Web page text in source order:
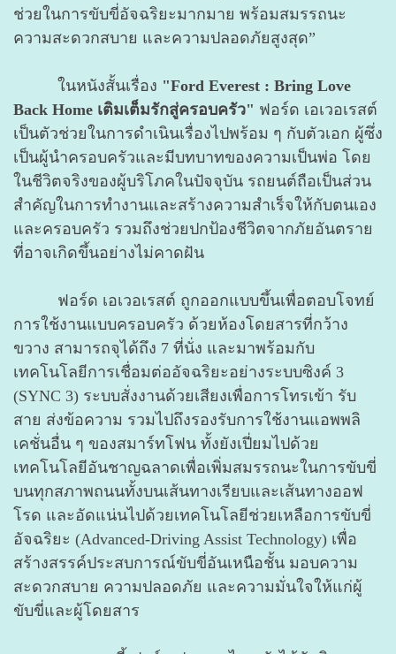
ช่วยในการขับขี่อัจฉริยะมากมาย พร้อมสมรรถนะ
ความสะดวกสบาย และความปลอดภัยสูงสุด”
ในหนังสั้นเรื่อง "Ford Everest : Bring Love
Back Home เติมเต็มรักสู่ครอบครัว" ฟอร์ด เอเวอเรสต์
เป็นตัวช่วยในการดำเนินเรื่องไปพร้อม ๆ กับตัวเอก ผู้ซึ่ง
เป็นผู้นำครอบครัวและมีบทบาทของความเป็นพ่อ โดย
ในชีวิตจริงของผู้บริโภคในปัจจุบัน รถยนต์ถือเป็นส่วน
สำคัญในการทำงานและสร้างความสำเร็จให้กับตนเอง
และครอบครัว รวมถึงช่วยปกป้องชีวิตจากภัยอันตราย
ที่อาจเกิดขึ้นอย่างไม่คาดฝัน
ฟอร์ด เอเวอเรสต์ ถูกออกแบบขึ้นเพื่อตอบโจทย์
การใช้งานแบบครอบครัว ด้วยห้องโดยสารที่กว้าง
ขวาง สามารถจุได้ถึง 7 ที่นั่ง และมาพร้อมกับ
เทคโนโลยีการเชื่อมต่ออัจฉริยะอย่างระบบซิงค์ 3
(SYNC 3) ระบบสั่งงานด้วยเสียงเพื่อการโทรเข้า รับ
สาย ส่งข้อความ รวมไปถึงรองรับการใช้งานแอพพลิ
เคชั่นอื่น ๆ ของสมาร์ทโฟน ทั้งยังเปี่ยมไปด้วย
เทคโนโลยีอันชาญฉลาดเพื่อเพิ่มสมรรถนะในการขับขี่
บนทุกสภาพถนนทั้งบนเส้นทางเรียบและเส้นทางออฟ
โรด และอัดแน่นไปด้วยเทคโนโลยีช่วยเหลือการขับขี่
อัจฉริยะ (Advanced-Driving Assist Technology) เพื่อ
สร้างสรรค์ประสบการณ์ขับขี่อันเหนือชั้น มอบความ
สะดวกสบาย ความปลอดภัย และความมั่นใจให้แก่ผู้
ขับขี่และผู้โดยสาร